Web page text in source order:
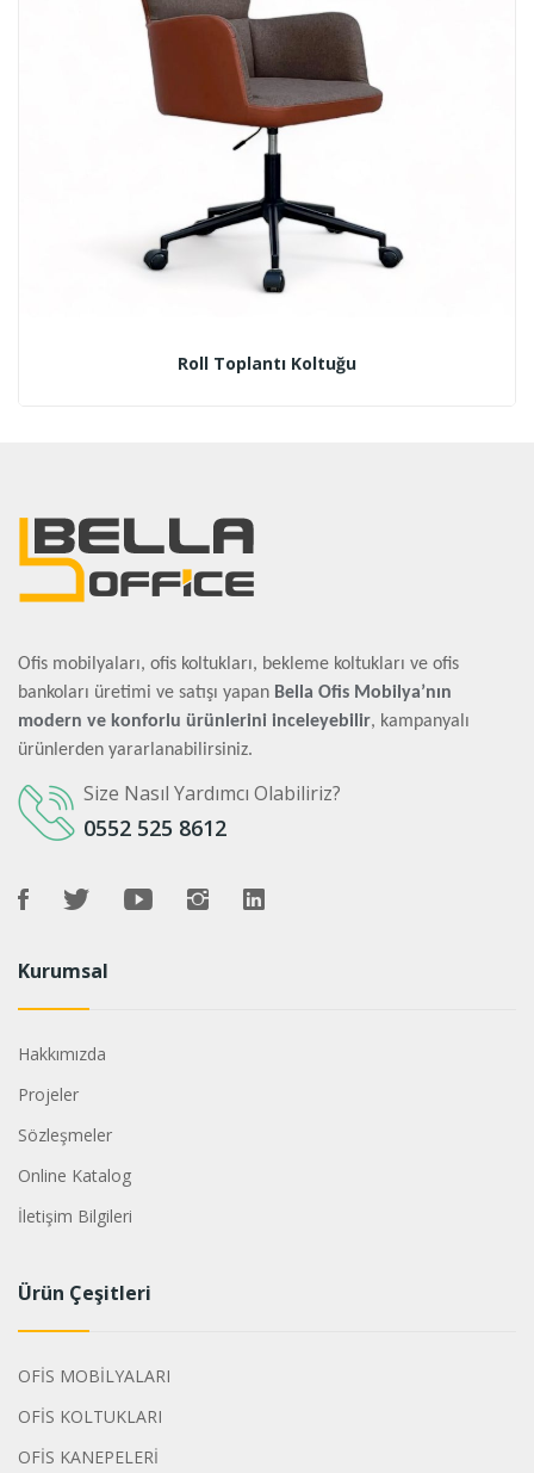
Roll Toplantı Koltuğu
Ofis mobilyaları, ofis koltukları, bekleme koltukları ve ofis
bankoları üretimi ve satışı yapan Bella Ofis Mobilya’nın
modern ve konforlu ürünlerini inceleyebilir, kampanyalı
ürünlerden yararlanabilirsiniz.
Size Nasıl Yardımcı Olabiliriz?
0552 525 8612
Kurumsal
Hakkımızda
Projeler
Sözleşmeler
Online Katalog
İletişim Bilgileri
Ürün Çeşitleri
OFİS MOBİLYALARI
OFİS KOLTUKLARI
OFİS KANEPELERİ